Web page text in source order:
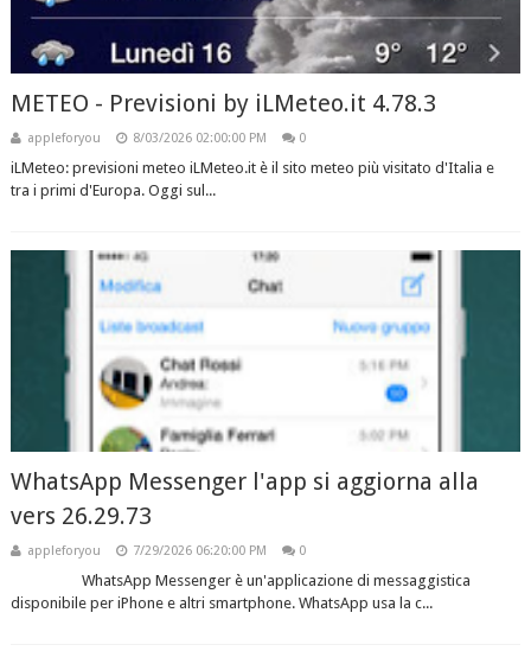
METEO - Previsioni by iLMeteo.it 4.78.3
appleforyou 8/03/2026 02:00:00 PM 0
iLMeteo: previsioni meteo iLMeteo.it è il sito meteo più visitato d'Italia e
tra i primi d'Europa. Oggi sul...
WhatsApp Messenger l'app si aggiorna alla
vers 26.29.73
appleforyou 7/29/2026 06:20:00 PM 0
WhatsApp Messenger è un'applicazione di messaggistica
disponibile per iPhone e altri smartphone. WhatsApp usa la c...